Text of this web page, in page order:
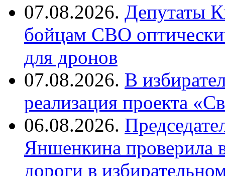
07.08.2026. Депутаты
бойцам СВО
для дронов
07.08.2026. В
реализация проекта
06.08.2026.
Яншенкина проверила
дороги в